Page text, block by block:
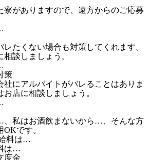
寮がありますので、遠方からのご応募
レたくない場合も対策してくれます。
談しましょう。
策
社にアルバイトがバレることはありま
店に相談しましょう。
私はお酒飲まないから…、そんな方
です。
料は…
は…
度金